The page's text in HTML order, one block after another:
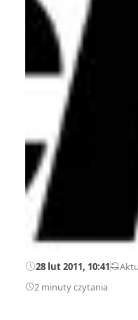
28 lut 2011, 10:41—
2 minuty czytania